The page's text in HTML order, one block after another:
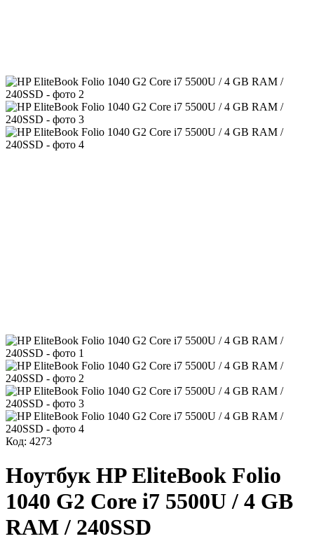
Код: 4273
Ноутбук HP EliteBook Folio
1040 G2 Core i7 5500U / 4 GB
RAM / 240SSD